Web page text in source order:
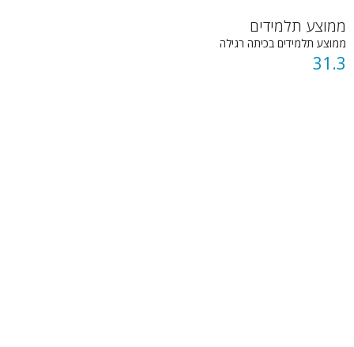
ממוצע תלמידים
ממוצע תלמידים בכיתה רגילה
31.3